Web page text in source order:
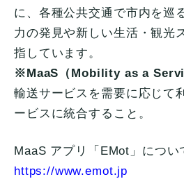
に、各種公共交通で市内を巡
力の発見や新しい生活・観光
指しています。
※MaaS（Mobility as a
輸送サービスを需要に応じて
ービスに統合すること。
MaaS アプリ「EMot」につい
https://www.emot.jp